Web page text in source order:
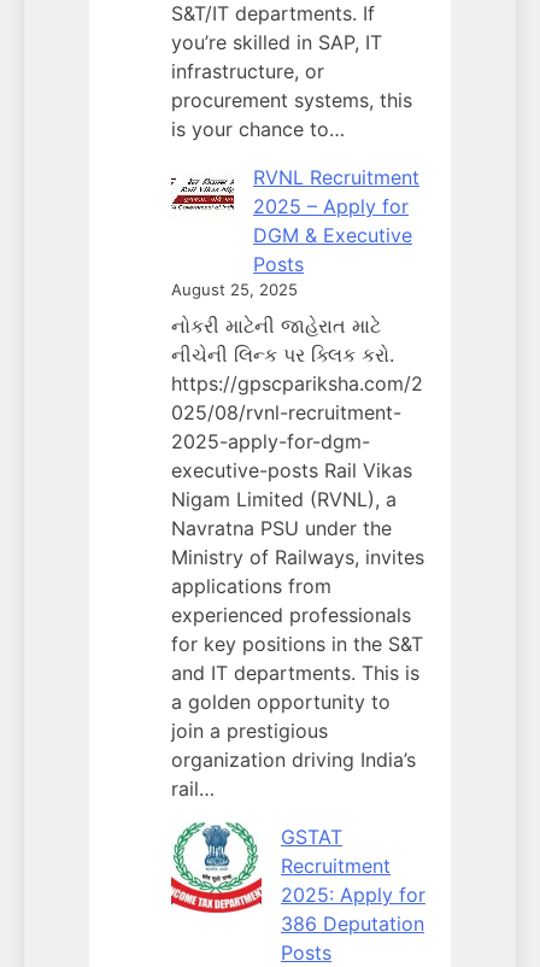
S&T/IT departments. If
you’re skilled in SAP, IT
infrastructure, or
procurement systems, this
is your chance to…
RVNL Recruitment
2025 – Apply for
DGM & Executive
Posts
August 25, 2025
નોકરી માટેની જાહેરાત માટે
નીચેની લિન્ક પર ક્લિક કરો.
https://gpscpariksha.com/2
025/08/rvnl-recruitment-
2025-apply-for-dgm-
executive-posts Rail Vikas
Nigam Limited (RVNL), a
Navratna PSU under the
Ministry of Railways, invites
applications from
experienced professionals
for key positions in the S&T
and IT departments. This is
a golden opportunity to
join a prestigious
organization driving India’s
rail…
GSTAT
Recruitment
2025: Apply for
386 Deputation
Posts